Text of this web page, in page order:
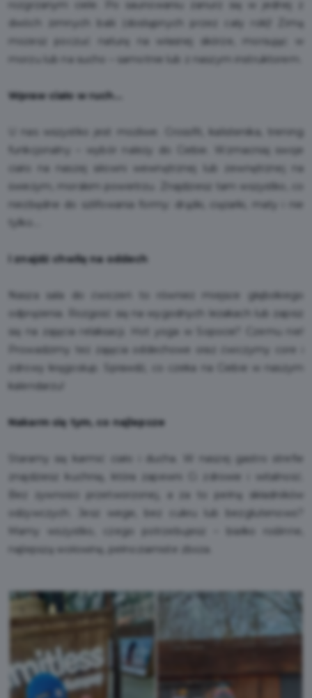
rozgrzanym ciele. Po saunowaniu zanurz się w jednej z
dwóch zimnych balii (dostępnych przez cały rok)! Zimą
możesz poczuć naturę na własnej skórze, morsując w
morzu lub na sucho – samotnie lub z naszym instruktorem.
Wpraw ciało w ruch…
U nas wszystko jest możliwe. Crossfit, kalistenika, trening
funkcjonalny – wybór należy do Ciebie. Wzmacniaj swoje
ciało na naszej siłowni wewnętrznej lub zewnętrznej na
świeżym, morskim powietrzu. Znajdziesz tam wszystko, co
niezbędne do szlifowania formy: drążki, ciężarki, maty i nie
i znajdź chwilę na oddech
Nasza sala do ćwiczeń to również miejsce głębokiego
odprężenia. Rozgość się na wygodnych leżakach lub zapisz
się na zajęcia relaksacji. Hot yoga w Sopocie? Czemu nie!
Prowadzimy też zajęcia oddechowe oraz ćwiczymy core i
zdrowy kręgosłup. Sprawdź, co czeka na Ciebie w naszym
kalendarzu!
Nakarm się tym, co najlepsze
Staramy się karmić ciało i ducha. W naszej gastro strefie
znajdziesz kuchnię, która zapewni Ci zdrowie i witalność.
Bez żywności przetworzonej, a za to pełną składników
odżywczych. Jesz wege, bez cukru lub bezglutenowo?
Mamy wszystko, czego potrzebujesz – białko roślinne,
najlepszą wołowinę, pełnoziarniste zboża.